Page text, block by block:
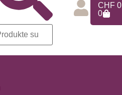
CHF
0